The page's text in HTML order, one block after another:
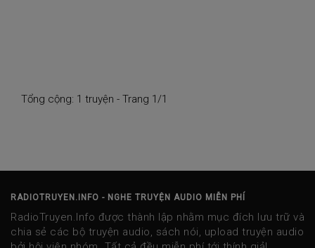
Tổng cộng: 1 truyện - Trang 1/1
RADIOTRUYEN.INFO - NGHE TRUYỆN AUDIO MIỄN PHÍ
RadioTruyen.Info được thành lập nhằm mục đích lưu trữ và
chia sẻ các bộ truyện audio, sách nói, upload truyện audio